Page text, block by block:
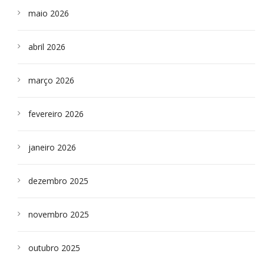
maio 2026
abril 2026
março 2026
fevereiro 2026
janeiro 2026
dezembro 2025
novembro 2025
outubro 2025